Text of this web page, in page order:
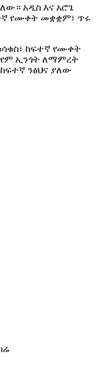
አዲስ እና አሮጌ
የሙቀት መቋቋም፣ ጥሩ
ከፍተኛ የሙቀት
ኢንጎት ለማምረት
ንፅህና ያለው